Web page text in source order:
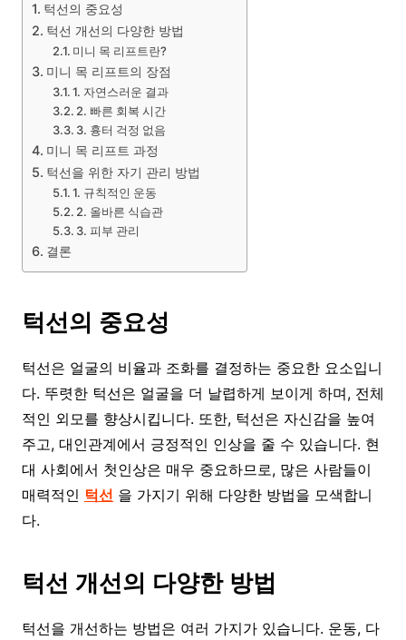
턱선의 중요성
턱선 개선의 다양한 방법
미니 목 리프트란?
미니 목 리프트의 장점
1. 자연스러운 결과
2. 빠른 회복 시간
3. 흉터 걱정 없음
미니 목 리프트 과정
턱선을 위한 자기 관리 방법
1. 규칙적인 운동
2. 올바른 식습관
3. 피부 관리
결론
턱선의 중요성
턱선은 얼굴의 비율과 조화를 결정하는 중요한 요소입니
다. 뚜렷한 턱선은 얼굴을 더 날렵하게 보이게 하며, 전체
적인 외모를 향상시킵니다. 또한, 턱선은 자신감을 높여
주고, 대인관계에서 긍정적인 인상을 줄 수 있습니다. 현
대 사회에서 첫인상은 매우 중요하므로, 많은 사람들이
매력적인 턱선 을 가지기 위해 다양한 방법을 모색합니
다.
턱선 개선의 다양한 방법
턱선을 개선하는 방법은 여러 가지가 있습니다. 운동, 다